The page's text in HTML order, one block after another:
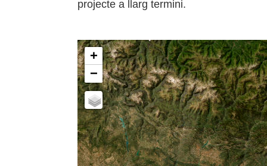
projecte a llarg termini.
+
−